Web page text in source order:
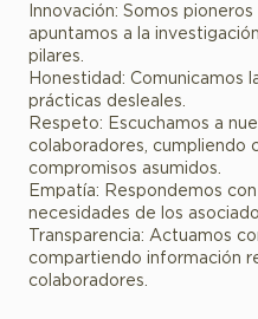
Innovación: Somos
apuntamos a la
pilares.
Honestidad: Comunicamos
prácticas desleales.
Respeto: Escuchamos a
colaboradores, cumpliendo
compromisos asumidos.
Empatía: Respondemos
necesidades de los
Transparencia: Actuamos
compartiendo información
colaboradores.